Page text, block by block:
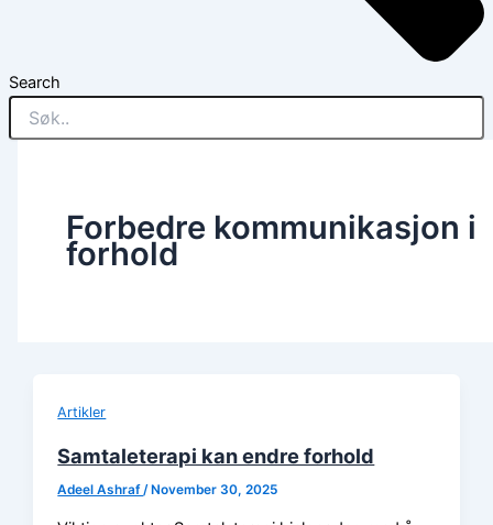
Search
Forbedre kommunikasjon i
forhold
Artikler
Samtaleterapi kan endre forhold
Adeel Ashraf /November 30, 2025